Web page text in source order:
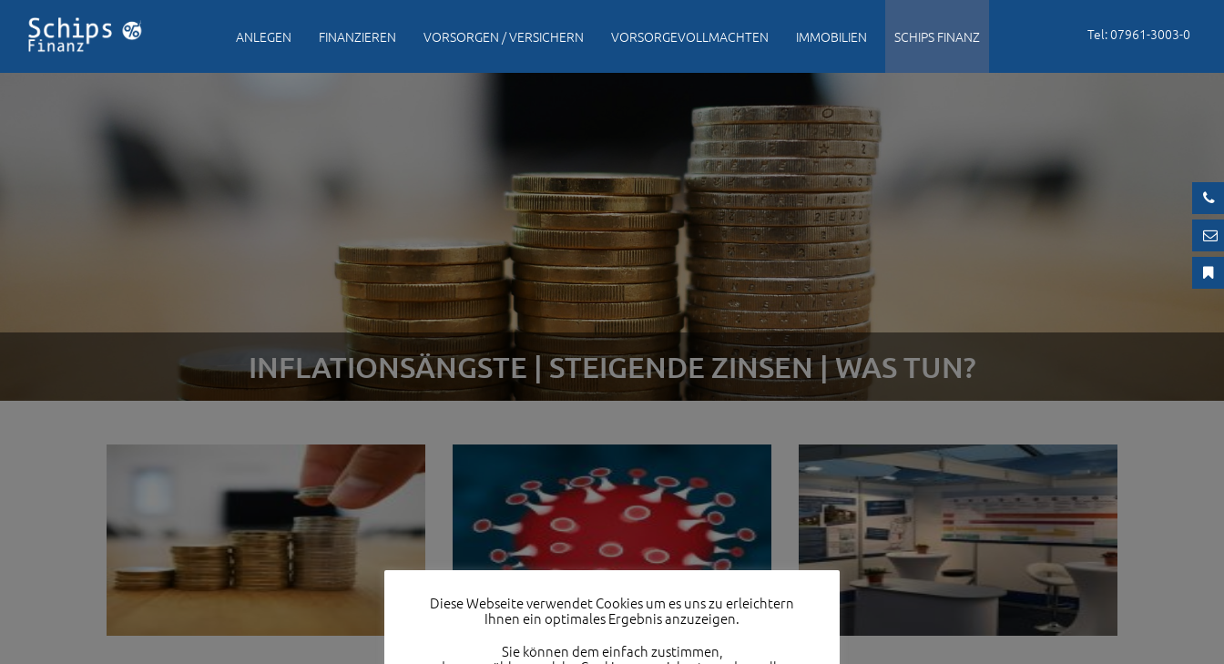
Tel: 07961-3003-0
ANLEGEN FINANZIEREN VORSORGEN / VERSICHERN VORSORGEVOLLMACHTEN IMMOBILIEN SCHIPS FINANZ
INFLATIONSÄNGSTE | STEIGENDE ZINSEN | WAS TUN?
Diese Webseite verwendet Cookies um es uns zu erleichtern
Ihnen ein optimales Ergebnis anzuzeigen.
Sie können dem einfach zustimmen,